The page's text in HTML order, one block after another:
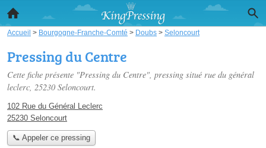
Accueil > Bourgogne-Franche-Comté > Doubs > Seloncourt
Pressing du Centre
Cette fiche présente "Pressing du Centre", pressing situé rue du général
leclerc, 25230 Seloncourt.
102 Rue du Général Leclerc
25230 Seloncourt
📞 Appeler ce pressing